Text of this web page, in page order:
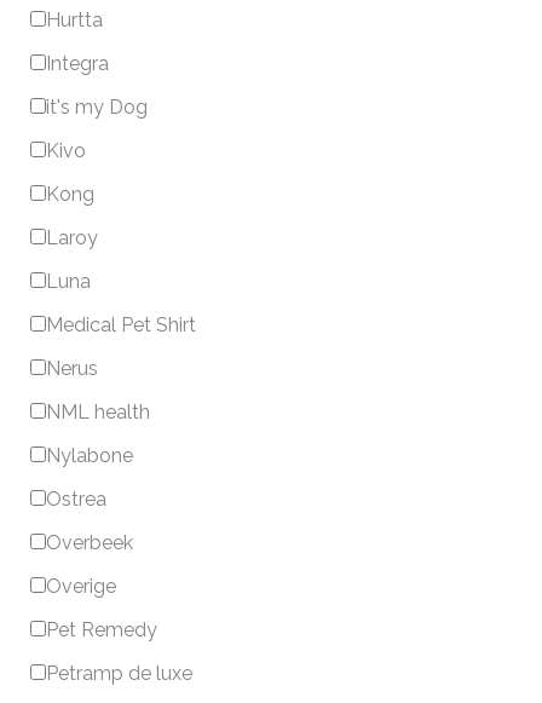
Hurtta
Integra
it's my Dog
Kivo
Kong
Laroy
Luna
Medical Pet Shirt
Nerus
NML health
Nylabone
Ostrea
Overbeek
Overige
Pet Remedy
Petramp de luxe